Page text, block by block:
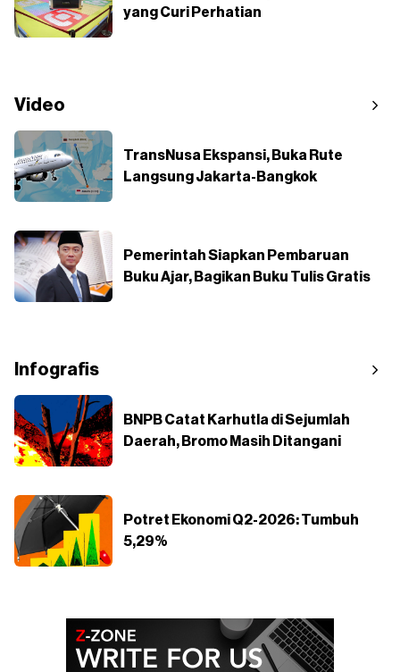
yang Curi Perhatian
Video
TransNusa Ekspansi, Buka Rute
Langsung Jakarta-Bangkok
Pemerintah Siapkan Pembaruan
Buku Ajar, Bagikan Buku Tulis Gratis
Infografis
BNPB Catat Karhutla di Sejumlah
Daerah, Bromo Masih Ditangani
Potret Ekonomi Q2-2026: Tumbuh
5,29%